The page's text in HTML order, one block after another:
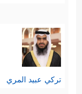
تركي عبيد المري